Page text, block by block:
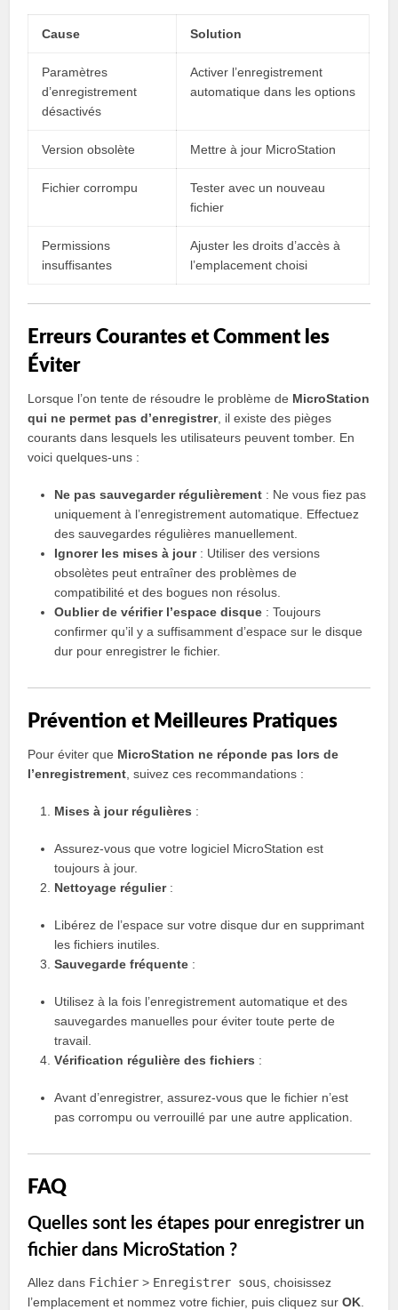
Cause Solution
Paramètres
d’enregistrement
désactivés
Activer l’enregistrement
automatique dans les options
Version obsolète Mettre à jour MicroStation
Fichier corrompu
Tester avec un nouveau
fichier
Permissions
insuffisantes
Ajuster les droits d’accès à
l’emplacement choisi
Erreurs Courantes et Comment les
Éviter
Lorsque l’on tente de résoudre le problème de MicroStation
qui ne permet pas d’enregistrer, il existe des pièges
courants dans lesquels les utilisateurs peuvent tomber. En
voici quelques-uns :
Ne pas sauvegarder régulièrement : Ne vous fiez pas
uniquement à l’enregistrement automatique. Effectuez
des sauvegardes régulières manuellement.
Ignorer les mises à jour: Utiliser des versions
obsolètes peut entraîner des problèmes de
compatibilité et des bogues non résolus.
Oublier de vérifier l’espace disque : Toujours
confirmer qu’il y a suffisamment d’espace sur le disque
dur pour enregistrer le fichier.
Prévention et Meilleures Pratiques
Pour éviter que MicroStation ne réponde pas lors de
l’enregistrement , suivez ces recommandations :
Mises à jour régulières :
Assurez-vous que votre logiciel MicroStation est
toujours à jour.
Nettoyage régulier:
Libérez de l’espace sur votre disque dur en supprimant
les fichiers inutiles.
Sauvegarde fréquente :
Utilisez à la fois l’enregistrement automatique et des
sauvegardes manuelles pour éviter toute perte de
travail.
Vérification régulière des fichiers :
Avant d’enregistrer, assurez-vous que le fichier n’est
pas corrompu ou verrouillé par une autre application.
FAQ
Quelles sont les étapes pour enregistrer un
fichier dans MicroStation ?
Allez dans Fichier > Enregistrer sous , choisissez
l’emplacement et nommez votre fichier, puis cliquez surOK